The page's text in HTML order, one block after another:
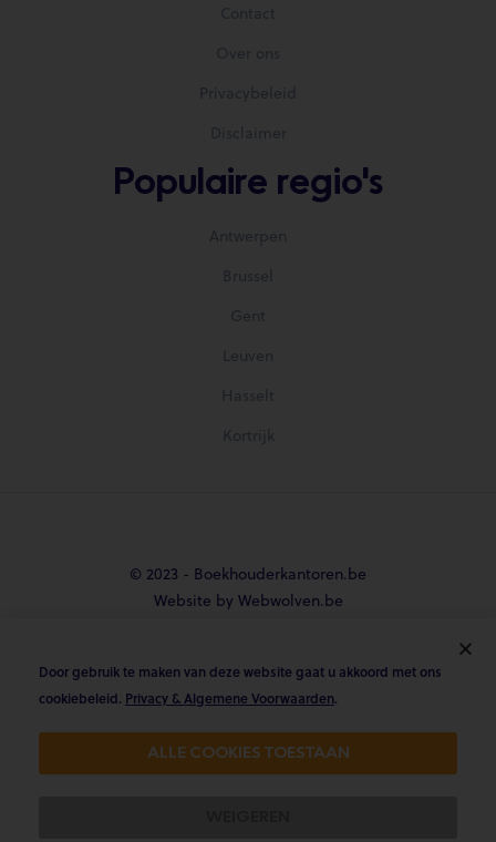
Contact
Over ons
Privacybeleid
Disclaimer
Populaire regio's
Antwerpen
Brussel
Gent
Leuven
Hasselt
Kortrijk
© 2023 - Boekhouderkantoren.be
Website by Webwolven.be
  
Gemiddelde klantbeoordeling
4.8/5 op Trustpilot & 4.9/5 op google
Door gebruik te maken van deze website gaat u akkoord met ons
cookiebeleid. Privacy & Algemene Voorwaarden.
ALLE COOKIES TOESTAAN